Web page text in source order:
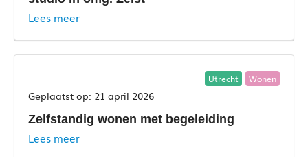
Lees meer
Utrecht Wonen
21 april 2026
Zelfstandig wonen met begeleiding
Lees meer